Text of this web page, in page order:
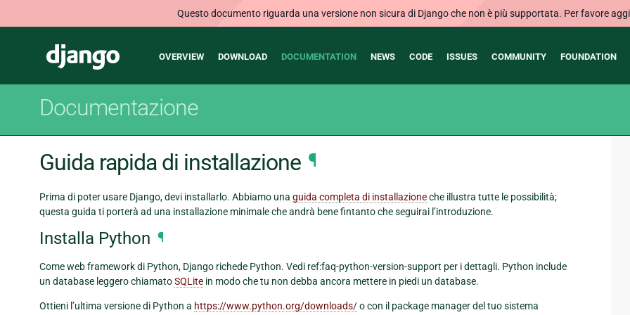
Questo documento riguarda una versione non sicura di Django che non è più supportata. Per favore
Django
Main
OVERVIEW DOWNLOAD DOCUMENTATION NEWS CODE ISSUES COMMUNITY FOUNDATION
Documentazione
Guida rapida di installazione ¶
Prima di poter usare Django, devi installarlo. Abbiamo una guida completa di installazioneche illustra tutte le possibilità;
questa guida ti porterà ad una installazione minimale che andrà bene fintanto che seguirai l’introduzione.
Installa Python ¶
Come web framework di Python, Django richede Python. Vedi ref:faq-python-version-support per i dettagli. Python include
un database leggero chiamatoSQLite in modo che tu non debba ancora mettere in piedi un database.
Ottieni l’ultima versione di Python a https://www.python.org/downloads/o con il package manager del tuo sistema